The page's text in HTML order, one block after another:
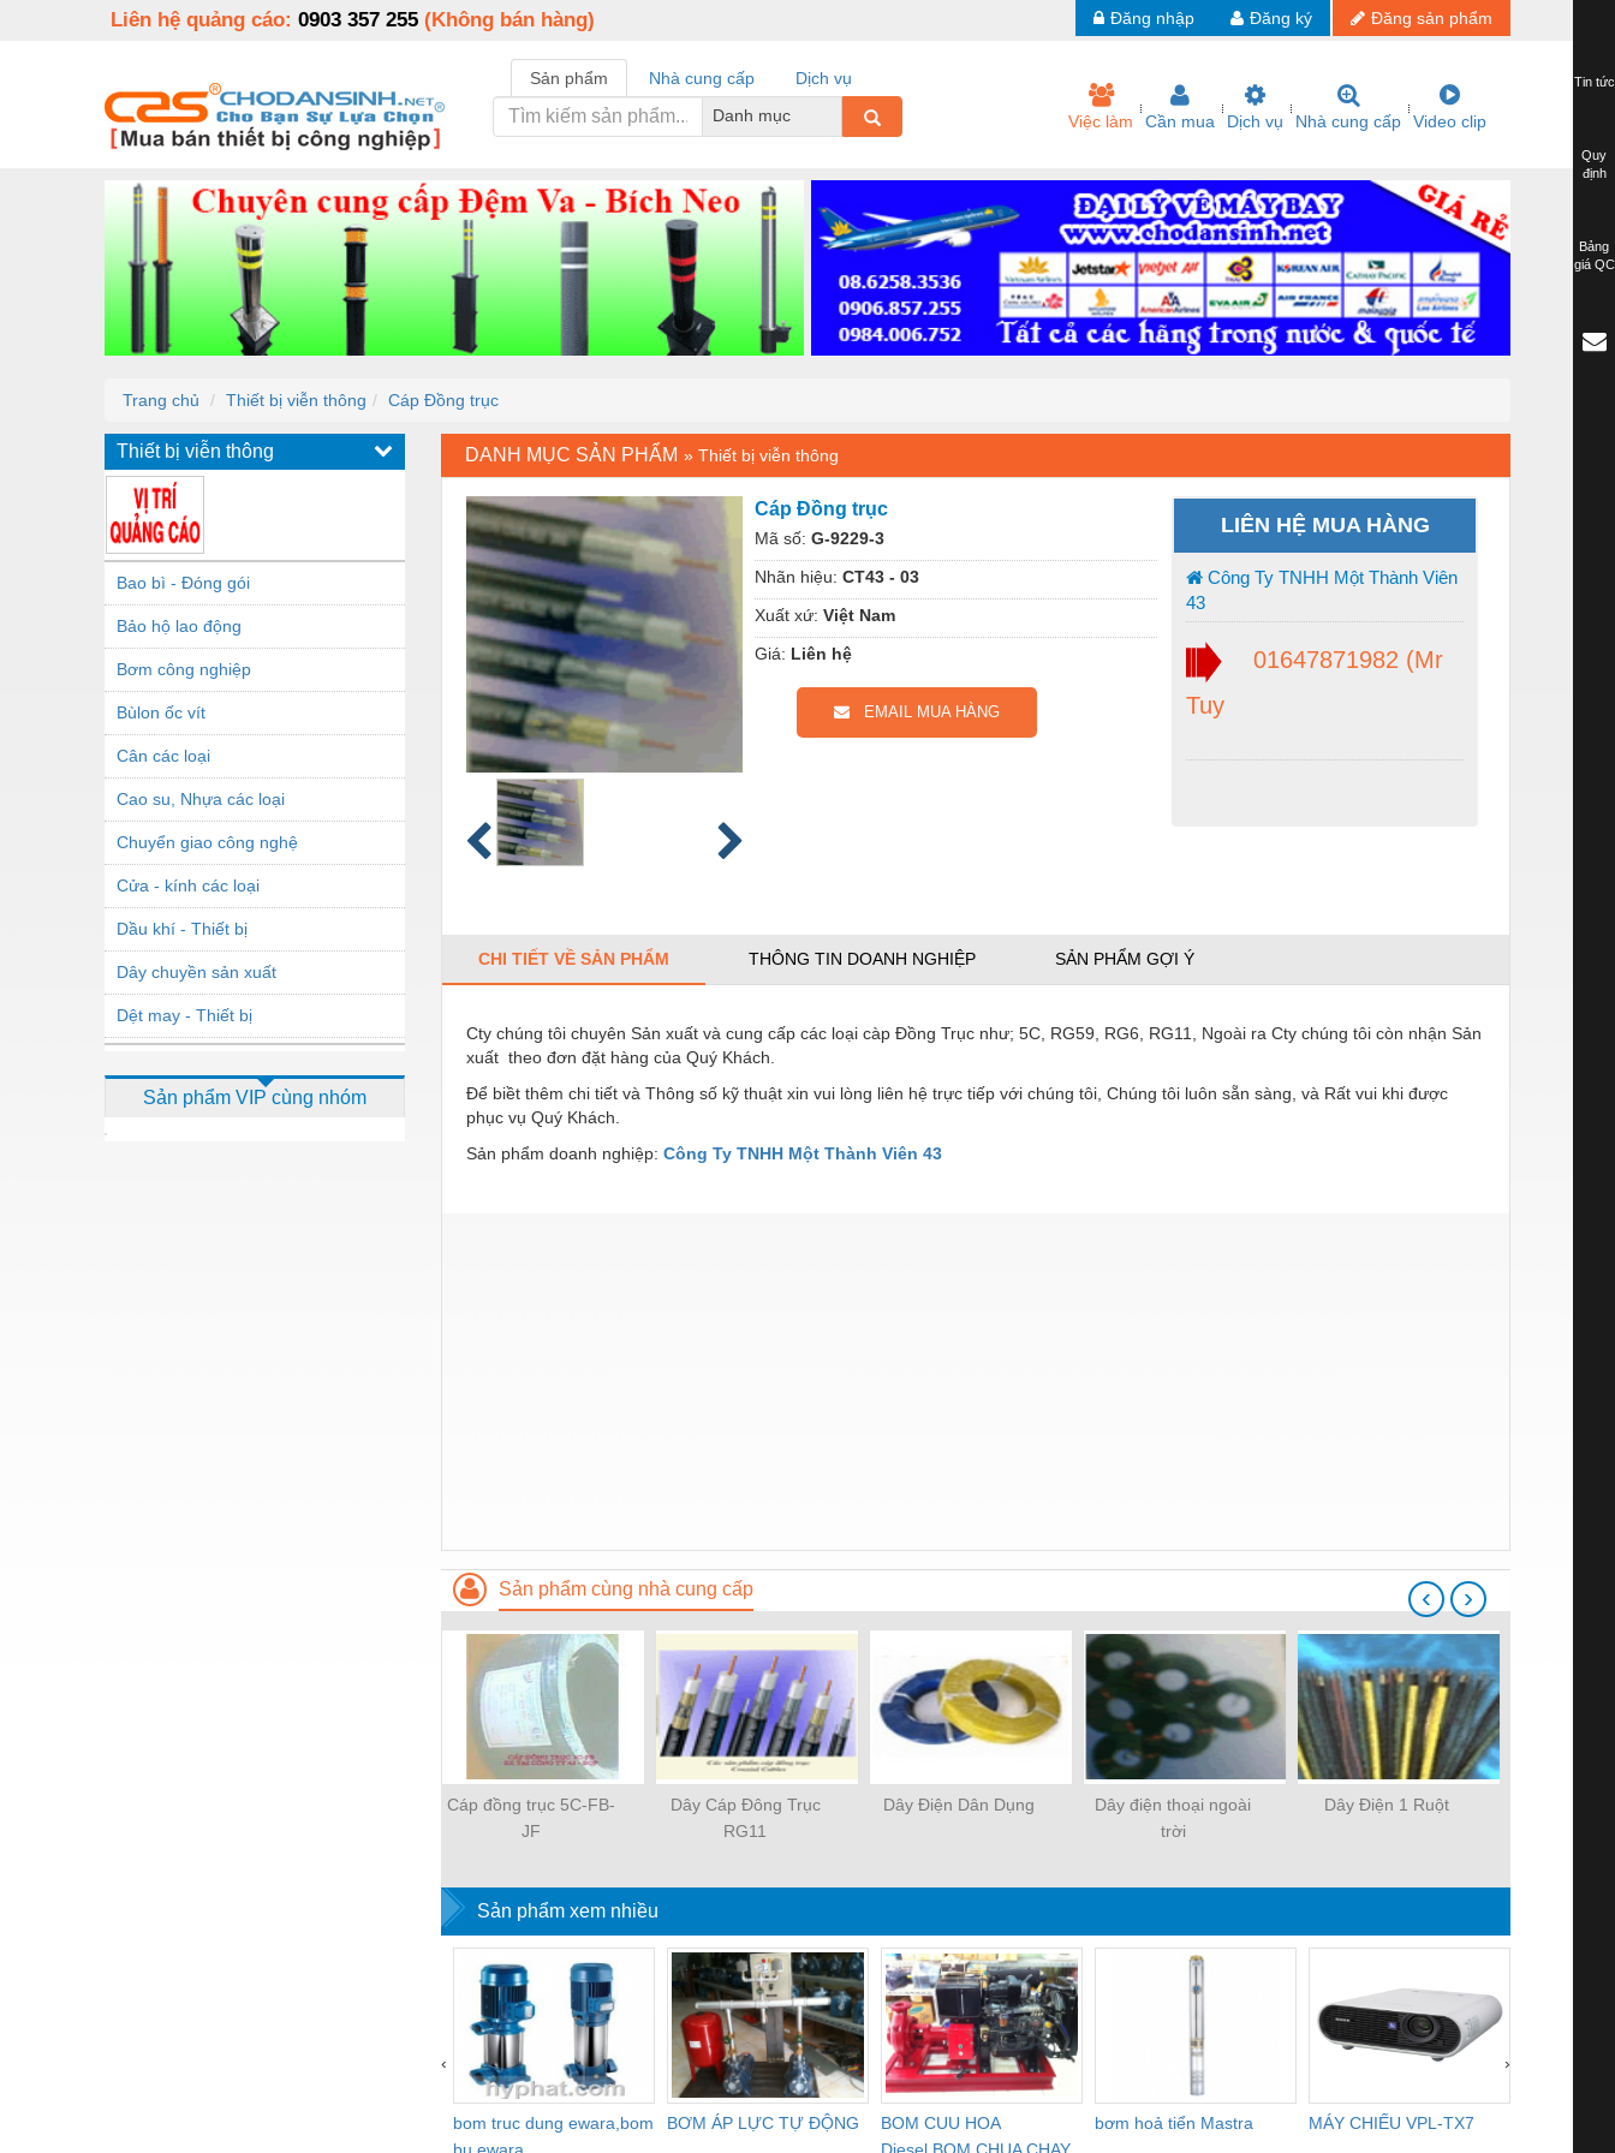
Liên hệ quảng cáo: 0903 357 255 (Không bán hàng) Đăng sản phẩm
Đăng ký
Đăng nhập
Sản phẩm Nhà cung cấp
Dịch vụ
Danh mục
Việc làm Cần mua Dịch vụ Nhà cung cấp Video clip
Trang chủ Thiết bị viễn thông Cáp Đồng trục
Thiết bị viễn thông
Bao bì - Đóng gói
Bảo hộ lao động
Bơm công nghiệp
Bùlon ốc vít
Cân các loại
Cao su, Nhựa các loại
Chuyển giao công nghệ
Cửa - kính các loại
Dầu khí - Thiết bị
Dây chuyền sản xuất
Dệt may - Thiết bị
Dịch vụ - Thi công
Sản phẩm VIP cùng nhóm
DANH MỤC SẢN PHẨM » Thiết bị viễn thông
Cáp Đồng trục
Mã số: G-9229-3
Nhãn hiệu: CT43 - 03
Xuất xứ: Việt Nam
Giá: Liên hệ
EMAIL MUA HÀNG
LIÊN HỆ MUA HÀNG
Công Ty TNHH Một Thành Viên
43
01647871982 (Mr
Tuy
CHI TIẾT VỀ SẢN PHẨM THÔNG TIN DOANH NGHIỆP SẢN PHẨM GỢI Ý
Cty chúng tôi chuyên Sản xuất và cung cấp các loại càp Đồng Trục như; 5C, RG59, RG6, RG11, Ngoài ra Cty chúng tôi còn nhận Sản
xuất theo đơn đặt hàng của Quý Khách.
Để biềt thêm chi tiết và Thông số kỹ thuật xin vui lòng liên hệ trực tiếp với chúng tôi, Chúng tôi luôn sẵn sàng, và Rất vui khi được
phục vụ Quý Khách.
Sản phẩm doanh nghiệp: Công Ty TNHH Một Thành Viên 43
Sản phẩm cùng nhà cung cấp
Cáp đồng trục 5C-FB-
JF
Dây Cáp Đông Trục
RG11
Dây Điện Dân Dụng
Dây điện thoại ngoài
trời
Dây Điện 1 Ruột
‹ ›
Sản phẩm xem nhiều
bom truc dung ewara,bom
bu ewara
BƠM ÁP LỰC TỰ ĐỘNG
BOM CUU HOA
Diesel,BOM CHUA CHAY
bơm hoả tiển Mastra MÁY CHIẾU VPL-TX7
‹ ›
Tin tức
Quy
định
Bảng
giá QC